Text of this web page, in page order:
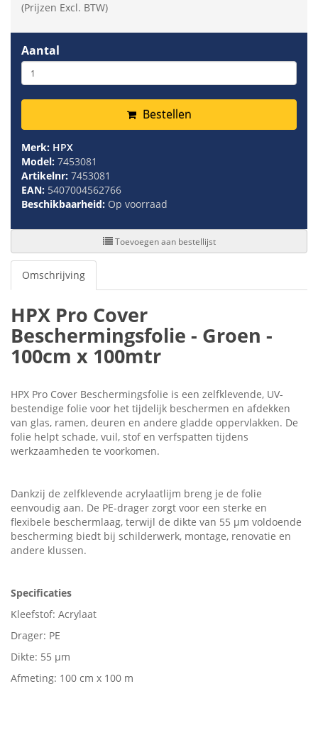
(Prijzen Excl. BTW)
Aantal
Bestellen
Merk: HPX
Model: 7453081
Artikelnr: 7453081
EAN: 5407004562766
Beschikbaarheid: Op voorraad
Toevoegen aan bestellijst
Omschrijving
HPX Pro Cover
Beschermingsfolie - Groen -
100cm x 100mtr
HPX Pro Cover Beschermingsfolie is een zelfklevende, UV-
bestendige folie voor het tijdelijk beschermen en afdekken
van glas, ramen, deuren en andere gladde oppervlakken. De
folie helpt schade, vuil, stof en verfspatten tijdens
werkzaamheden te voorkomen.
Dankzij de zelfklevende acrylaatlijm breng je de folie
eenvoudig aan. De PE-drager zorgt voor een sterke en
flexibele beschermlaag, terwijl de dikte van 55 µm voldoende
bescherming biedt bij schilderwerk, montage, renovatie en
andere klussen.
Specificaties
Kleefstof: Acrylaat
Drager: PE
Dikte: 55 µm
Afmeting: 100 cm x 100 m